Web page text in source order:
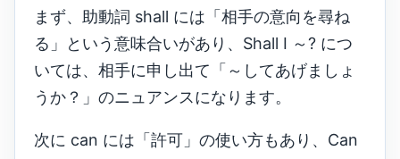
まず、助動詞 shall には「相手の意向を尋ね
る」という意味合いがあり、Shall I ～? につ
いては、相手に申し出て「～してあげましょ
うか？」のニュアンスになります。
次に can には「許可」の使い方もあり、Can